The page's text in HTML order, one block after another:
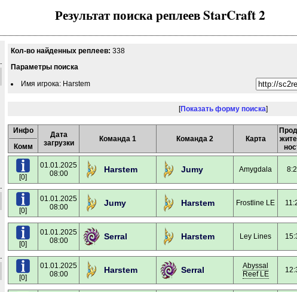
Результат поиска реплеев StarCraft 2
Кол-во найденных реплеев: 338
Параметры поиска
Имя игрока: Harstem
[Показать форму поиска]
Инфо
Комм
Дата
загрузки
Команда 1 Команда 2 Карта
[0]
01.01.2025
08:00
Harstem Jumy Amygdala
[0]
01.01.2025
08:00
Jumy Harstem Frostline LE
[0]
01.01.2025
08:00
Serral Harstem Ley Lines
[0]
01.01.2025
08:00
Harstem Serral
Abyssal
Reef LE